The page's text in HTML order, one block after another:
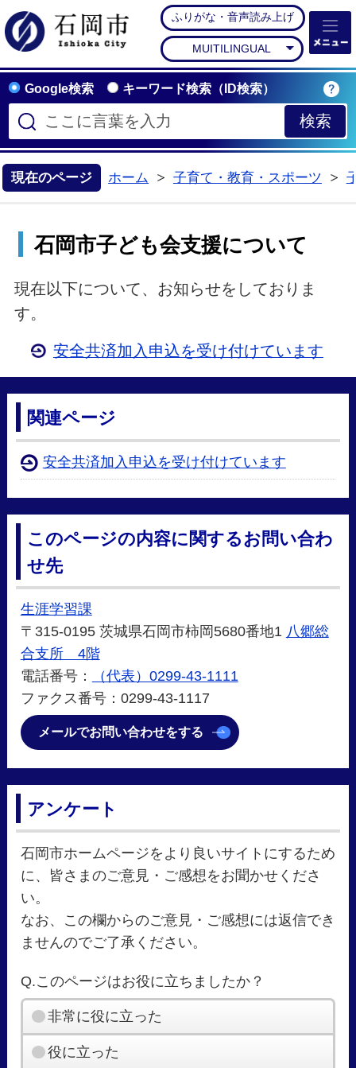
石岡市公式ホームペー
ふりがな・音声読み上げ
MUITILINGUAL
Google検索 キーワード検索（ID検索）
現在のページ ホーム
子育て・教育・スポーツ
石岡市子ども会支援について
現在以下について、お知らせをしておりま
す。
安全共済加入申込を受け付けています
関連ページ
安全共済加入申込を受け付けています
このページの内容に関するお問い合わ
せ先
生涯学習課
〒315-0195 茨城県石岡市柿岡5680番地1 八郷総
合支所 4階
電話番号：
（代表）0299-43-1111
ファクス番号：0299-43-1117
メールでお問い合わせをする
アンケート
石岡市ホームページをより良いサイトにするため
に、皆さまのご意見・ご感想をお聞かせくださ
い。
なお、この欄からのご意見・ご感想には返信でき
ませんのでご了承ください。
Q.このページはお役に立ちましたか？
非常に役に立った
役に立った